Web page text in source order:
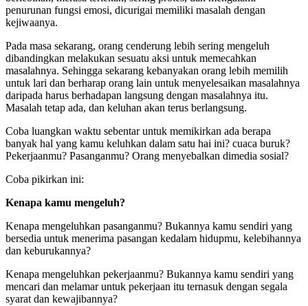
penurunan fungsi emosi, dicurigai memiliki masalah dengan
kejiwaanya.
Pada masa sekarang, orang cenderung lebih sering mengeluh
dibandingkan melakukan sesuatu aksi untuk memecahkan
masalahnya. Sehingga sekarang kebanyakan orang lebih memilih
untuk lari dan berharap orang lain untuk menyelesaikan masalahnya
daripada harus berhadapan langsung dengan masalahnya itu.
Masalah tetap ada, dan keluhan akan terus berlangsung.
Coba luangkan waktu sebentar untuk memikirkan ada berapa
banyak hal yang kamu keluhkan dalam satu hai ini? cuaca buruk?
Pekerjaanmu? Pasanganmu? Orang menyebalkan dimedia sosial?
Coba pikirkan ini:
Kenapa kamu mengeluh?
Kenapa mengeluhkan pasanganmu? Bukannya kamu sendiri yang
bersedia untuk menerima pasangan kedalam hidupmu, kelebihannya
dan keburukannya?
Kenapa mengeluhkan pekerjaanmu? Bukannya kamu sendiri yang
mencari dan melamar untuk pekerjaan itu ternasuk dengan segala
syarat dan kewajibannya?